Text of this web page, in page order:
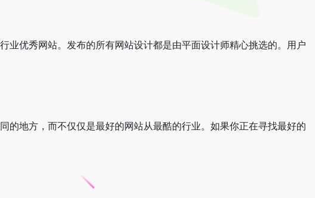
优秀网站。发布的所有网站设计都是由平面设计师精心挑选的。用户
地方，而不仅仅是最好的网站从最酷的行业。如果你正在寻找最好的